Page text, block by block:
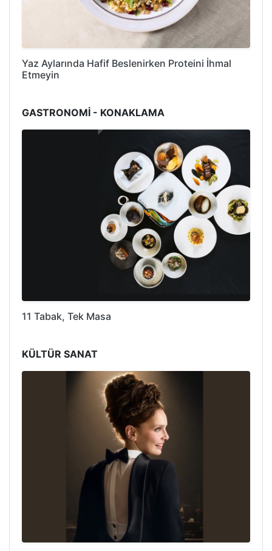
Yaz Aylarında Hafif Beslenirken Proteini İhmal
Etmeyin
GASTRONOMİ - KONAKLAMA
11 Tabak, Tek Masa
KÜLTÜR SANAT